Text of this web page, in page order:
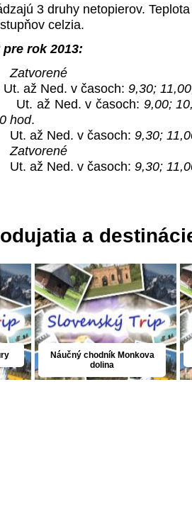
3 druhy netopierov.
celzia.
rok 2013:
Zatvorené
Ned. v časoch: 9,30;
Ut. až Ned. v časoch: 9,00;
hod.
Ut. až Ned. v časoch: 9,30;
Zatvorené
Ut. až Ned. v časoch: 9,30;
a
Náučný chodník Monkova
dolina